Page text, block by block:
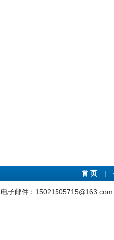
首 页 |
电子邮件：15021505715@163.com